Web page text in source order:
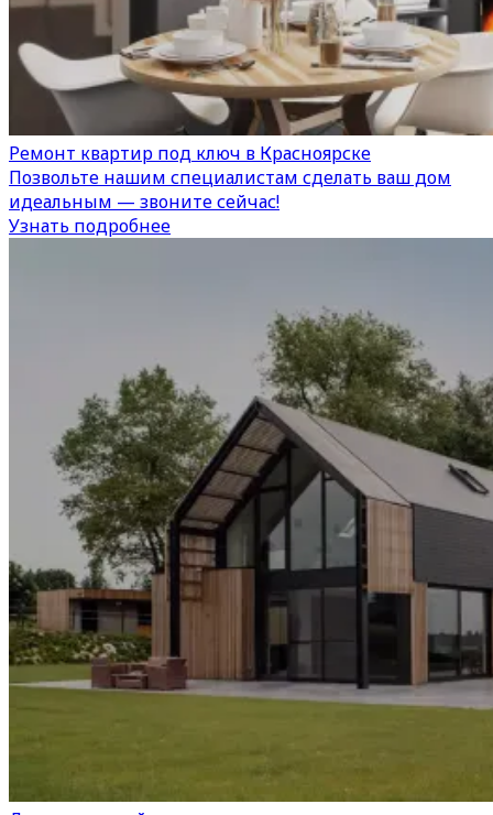
Ремонт квартир под ключ в Красноярске
Позвольте нашим специалистам сделать ваш дом
идеальным — звоните сейчас!
Узнать подробнее